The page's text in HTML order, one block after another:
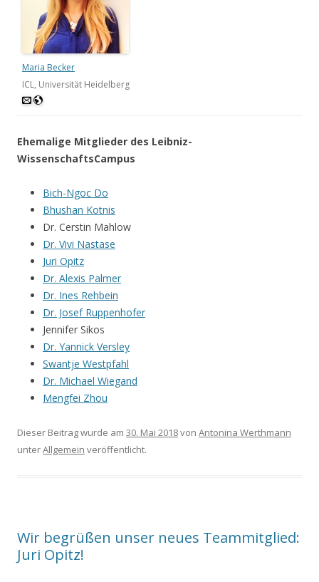
Maria Becker
ICL, Universität Heidelberg
Ehemalige Mitglieder des Leibniz-
WissenschaftsCampus
Bich-Ngoc Do
Bhushan Kotnis
Dr. Cerstin Mahlow
Dr. Vivi Nastase
Juri Opitz
Dr. Alexis Palmer
Dr. Ines Rehbein
Dr. Josef Ruppenhofer
Jennifer Sikos
Dr. Yannick Versley
Swantje Westpfahl
Dr. Michael Wiegand
Mengfei Zhou
Dieser Beitrag wurde am 30. Mai 2018von Antonina Werthmann
unterAllgemein veröffentlicht.
Wir begrüßen unser neues Teammitglied:
Juri Opitz!